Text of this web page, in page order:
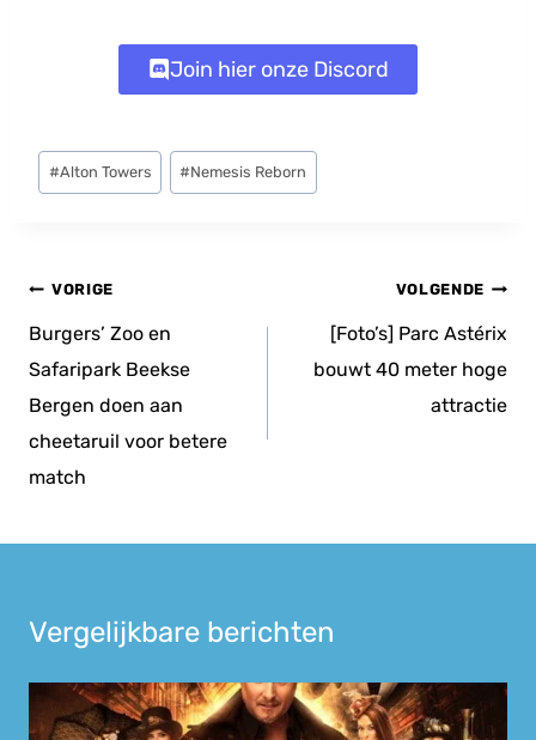
Join hier onze Discord
Bericht
tags:
#Alton Towers #Nemesis Reborn
Bericht
navigatie
VORIGE
Burgers’ Zoo en
Safaripark Beekse
Bergen doen aan
cheetaruil voor betere
match
VOLGENDE
[Foto’s] Parc Astérix
bouwt 40 meter hoge
attractie
Vergelijkbare berichten